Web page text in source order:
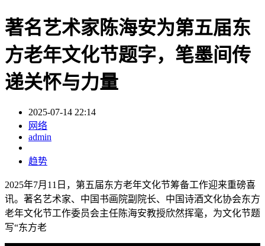
著名艺术家陈海安为第五届东
方老年文化节题字，笔墨间传
递关怀与力量
2025-07-14 22:14
网络
admin
趋势
2025年7月11日，第五届东方老年文化节筹备工作迎来重磅喜
讯。著名艺术家、中国书画院副院长、中国诗酒文化协会东方
老年文化节工作委员会主任陈海安教授欣然挥毫，为文化节题
写“东方老